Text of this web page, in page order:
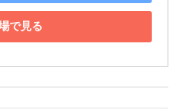
で見る